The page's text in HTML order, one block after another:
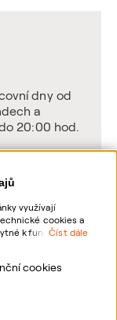
využívají
cookies a
k fungování
reklam a
a vašich
informace o
možnosti
Číst dále
cookies
dny od
a
20:00 hod.
my se vám